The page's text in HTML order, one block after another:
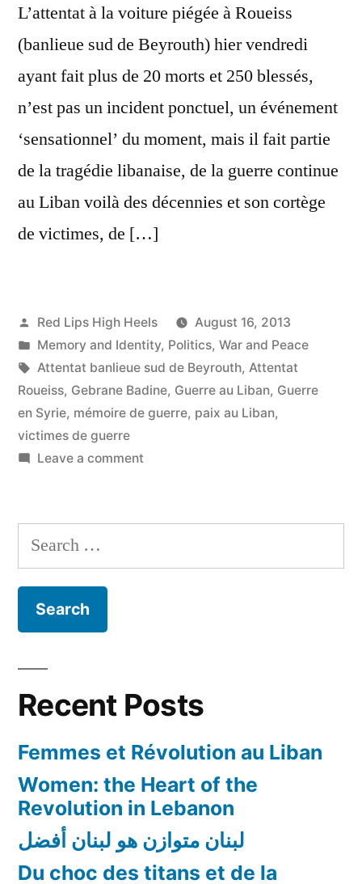
L’attentat à la voiture piégée à Roueiss
(banlieue sud de Beyrouth) hier vendredi
ayant fait plus de 20 morts et 250 blessés,
n’est pas un incident ponctuel, un événement
‘sensationnel’ du moment, mais il fait partie
de la tragédie libanaise, de la guerre continue
au Liban voilà des décennies et son cortège
de victimes, de […]
Posted
by
Red Lips High Heels
August 16, 2013
Posted
in
Memory and Identity, Politics, War and Peace
Tags:
Attentat banlieue sud de Beyrouth, Attentat
Roueiss, Gebrane Badine, Guerre au Liban, Guerre
en Syrie, mémoire de guerre, paix au Liban,
victimes de guerre
Leave a commenton
des
de
folie
Search
for:
Recent Posts
Femmes et Révolution au Liban
Women: the Heart of the
Revolution in Lebanon
لبنان متوازن هو لبنان أفضل
Du choc des titans et de la